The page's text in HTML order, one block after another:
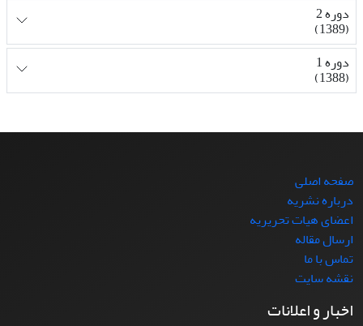
دوره 2
(1389)
دوره 1
(1388)
صفحه اصلی
درباره نشریه
اعضای هیات تحریریه
ارسال مقاله
تماس با ما
نقشه سایت
اخبار و اعلانات